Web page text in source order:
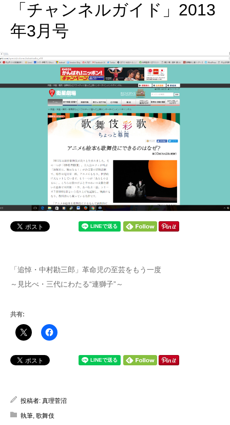
「チャンネルガイド」2013
年3月号
「追悼・中村勘三郎」革命児の至芸をもう一度
～見比べ・三代にわたる“連獅子”～
共有:
投稿者: 真理菅沼
執筆, 歌舞伎